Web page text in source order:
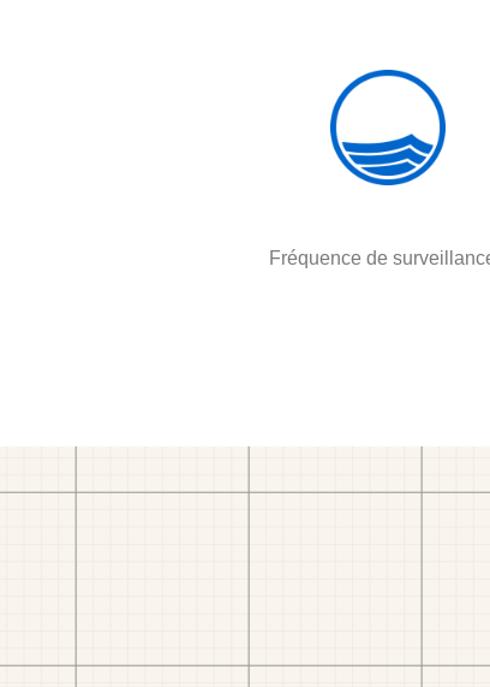
Fréquence de